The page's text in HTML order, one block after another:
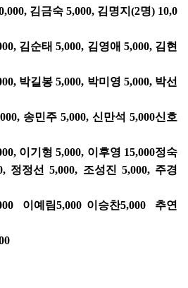
김금숙 5,000, 김명지(2명) 10,0
김순태 5,000, 김영애 5,000, 김현
박길봉 5,000, 박미영 5,000, 박선
송민주 5,000, 신만석 5,000신호
이기형 5,000, 이후영 15,000정숙
정정선 5,000, 조성진 5,000, 주경
이예림5,000 이승찬5,000 추연